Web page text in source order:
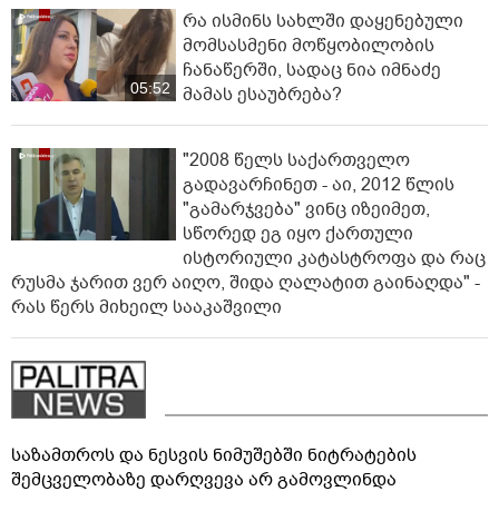
05:52
რა ისმინს სახლში დაყენებული
მომსასმენი მოწყობილობის
ჩანაწერში, სადაც ნია იმნაძე
მამას ესაუბრება?
"2008 წელს საქართველო
გადავარჩინეთ - აი, 2012 წლის
"გამარჯვება" ვინც იზეიმეთ,
სწორედ ეგ იყო ქართული
ისტორიული კატასტროფა და რაც
რუსმა ჯარით ვერ აიღო, შიდა ღალატით გაინაღდა" -
რას წერს მიხეილ სააკაშვილი
საზამთროს და ნესვის ნიმუშებში ნიტრატების
შემცველობაზე დარღვევა არ გამოვლინდა